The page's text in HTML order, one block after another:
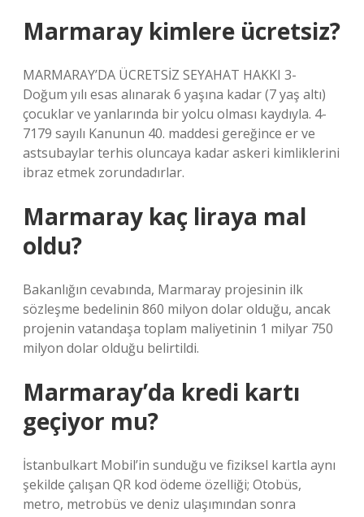
Marmaray kimlere ücretsiz?
MARMARAY’DA ÜCRETSİZ SEYAHAT HAKKI 3-
Doğum yılı esas alınarak 6 yaşına kadar (7 yaş altı)
çocuklar ve yanlarında bir yolcu olması kaydıyla. 4-
7179 sayılı Kanunun 40. maddesi gereğince er ve
astsubaylar terhis oluncaya kadar askeri kimliklerini
ibraz etmek zorundadırlar.
Marmaray kaç liraya mal
oldu?
Bakanlığın cevabında, Marmaray projesinin ilk
sözleşme bedelinin 860 milyon dolar olduğu, ancak
projenin vatandaşa toplam maliyetinin 1 milyar 750
milyon dolar olduğu belirtildi.
Marmaray’da kredi kartı
geçiyor mu?
İstanbulkart Mobil’in sunduğu ve fiziksel kartla aynı
şekilde çalışan QR kod ödeme özelliği; Otobüs,
metro, metrobüs ve deniz ulaşımından sonra